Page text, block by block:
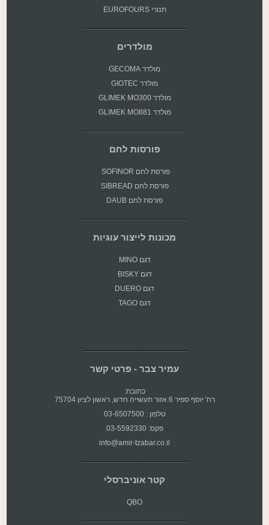
תנורי EUROFOURS
מולדרים
מולדר GECOMA
מולדר GIOTEC
מולדר GLIMEK MO300
מולדר GLIMEK MO881
פורסות לחם
פורסת לחם SOFINOR
פורסת לחם SIBREAD
פורסת לחם DAUB
מכונות לייצור עוגיות
דגם MINO
דגם BISKY
דגם DUERO
דגם TAGO
עמיר צבר - פרטי קשר
כתובת:
רח' יוסף ספיר 6 אזור תעשייה חדש, ראשון לציון 75704
טלפון : 03-6507500
פקס: 03-5592330
info@amir-tzabar.co.il
קטר אוניברסלי
QBO